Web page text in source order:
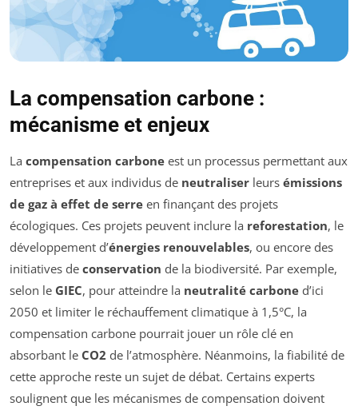
La compensation carbone :
mécanisme et enjeux
La compensation carbone est un processus permettant aux
entreprises et aux individus de neutraliser leurs émissions
de gaz à effet de serre en finançant des projets
écologiques. Ces projets peuvent inclure la reforestation, le
développement d’énergies renouvelables, ou encore des
initiatives de conservation de la biodiversité. Par exemple,
selon le GIEC, pour atteindre la neutralité carbone d’ici
2050 et limiter le réchauffement climatique à 1,5°C, la
compensation carbone pourrait jouer un rôle clé en
absorbant le CO2 de l’atmosphère. Néanmoins, la fiabilité de
cette approche reste un sujet de débat. Certains experts
soulignent que les mécanismes de compensation doivent